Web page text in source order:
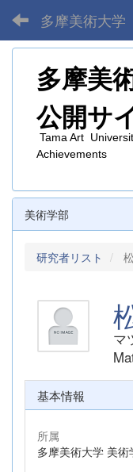
多摩美術大
多摩美
公開サ
Tama Art
Achievements
美術学部
研究者リスト
マ
基本情報
所属
多摩美術大学 美